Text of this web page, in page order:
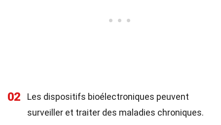
02
Les dispositifs bioélectroniques peuvent
surveiller et traiter des maladies chroniques.